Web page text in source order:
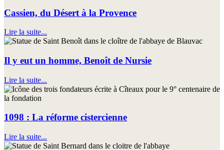
Cassien, du Désert à la Provence
Lire la suite...
Il y eut un homme, Benoît de Nursie
Lire la suite...
1098 : La réforme cistercienne
Lire la suite...